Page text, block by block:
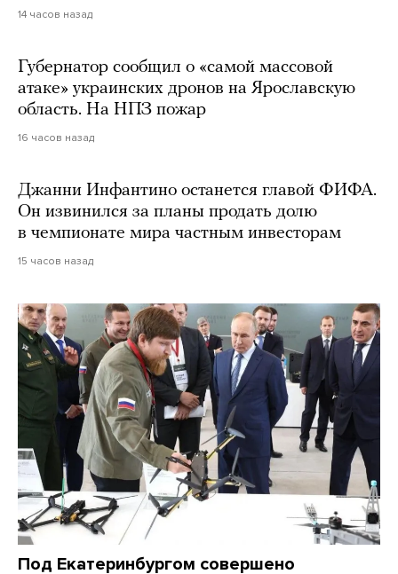
14 часов назад
Губернатор сообщил о «самой массовой
атаке» украинских дронов на Ярославскую
область. На НПЗ пожар
16 часов назад
Джанни Инфантино останется главой ФИФА.
Он извинился за планы продать долю
в чемпионате мира частным инвесторам
15 часов назад
Под Екатеринбургом совершено